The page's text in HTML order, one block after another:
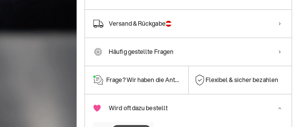
Versand & Rückgabe
Häufig gestellte Fragen
Frage? Wir haben die Antwort! Flexibel & sicher bezahlen
Wird oft dazu bestellt